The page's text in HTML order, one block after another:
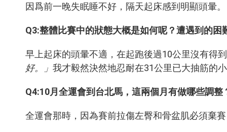
因爲前一晚失眠睡不好，隔天起床感到明顯頭暈。
Q3:整體比賽中的狀態大概是如何呢？遭遇到的困
早上起床的頭暈不適，在起跑後過10公里沒有得
好。」 我才毅然決然地忍耐在31公里已大抽筋的
Q4:10月全運會到台北馬，這兩個月有做哪些調整
全運會那時，因為賽前拉傷左臀和骨盆肌必須棄